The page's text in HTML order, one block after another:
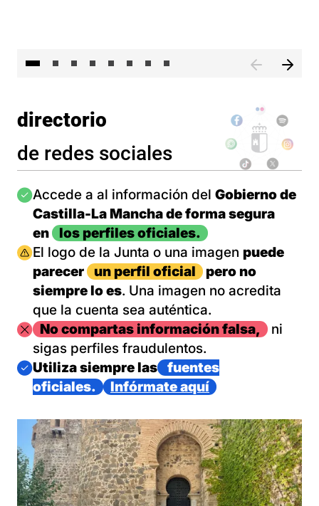
directorio
de redes sociales
Imagen
Accede a al información del Gobierno de
Castilla-La Mancha de forma segura
en
los perfiles oficiales.
Imagen
El logo de la Junta o una imagen puede
parecer
un perfil oficial
pero no
siempre lo es. Una imagen no acredita
que la cuenta sea auténtica.
ImagenNo compartas información falsa,
ni
sigas perfiles fraudulentos.
Imagen
Utiliza siempre las
fuentes
oficiales.
Infórmate aquí